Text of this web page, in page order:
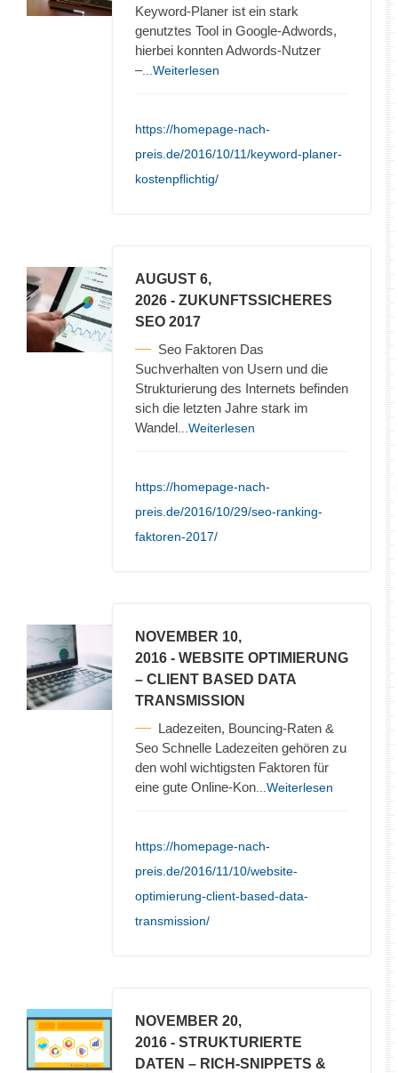
Keyword-Planer ist ein stark
genutztes Tool in Google-Adwords,
hierbei konnten Adwords-Nutzer
–...Weiterlesen
https://homepage-nach-
preis.de/2016/10/11/keyword-planer-
kostenpflichtig/
AUGUST 6,
2026 - ZUKUNFTSSICHERES
SEO 2017
Seo Faktoren Das
Suchverhalten von Usern und die
Strukturierung des Internets befinden
sich die letzten Jahre stark im
Wandel ...Weiterlesen
https://homepage-nach-
preis.de/2016/10/29/seo-ranking-
faktoren-2017/
NOVEMBER 10,
2016 - WEBSITE OPTIMIERUNG
– CLIENT BASED DATA
TRANSMISSION
Ladezeiten, Bouncing-Raten &
Seo Schnelle Ladezeiten gehören zu
den wohl wichtigsten Faktoren für
eine gute Online-Kon ...Weiterlesen
https://homepage-nach-
preis.de/2016/11/10/website-
optimierung-client-based-data-
transmission/
NOVEMBER 20,
2016 - STRUKTURIERTE
DATEN – RICH-SNIPPETS &